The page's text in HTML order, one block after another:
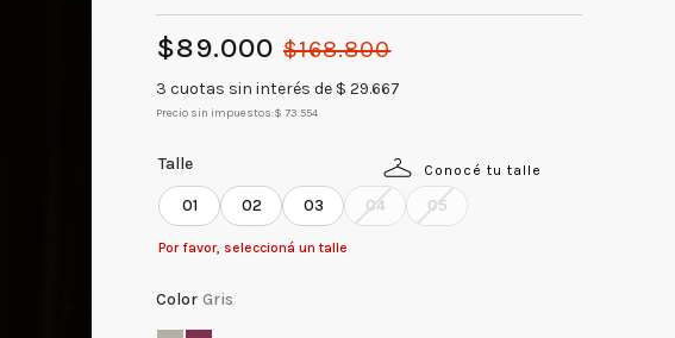
$89.000 $168.800
3 cuotas sin interés de $ 29.667
Precio sin impuestos:$ 73.554
Conocé tu talle
Talle
01 02 03 04 05
Por favor, seleccioná un talle
Color Gris